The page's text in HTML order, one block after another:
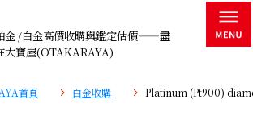
金 /白金高價收購與鑑定估價——盡
大寶屋(OTAKARAYA)
首頁 白金收購 Platinum (Pt900)